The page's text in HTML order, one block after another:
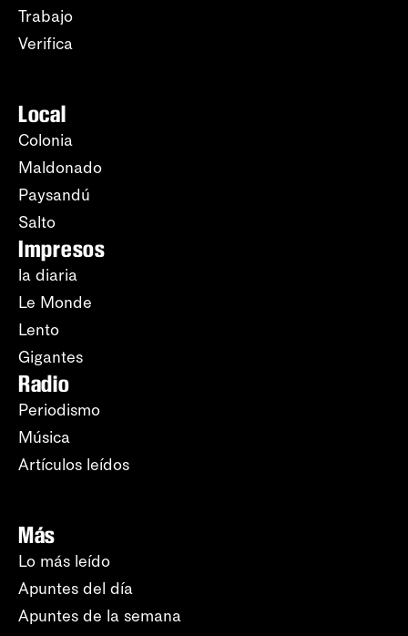
Trabajo
Verifica
Local
Colonia
Maldonado
Paysandú
Salto
Impresos
la diaria
Le Monde
Lento
Gigantes
Radio
Periodismo
Música
Artículos leídos
Más
Lo más leído
Apuntes del día
Apuntes de la semana